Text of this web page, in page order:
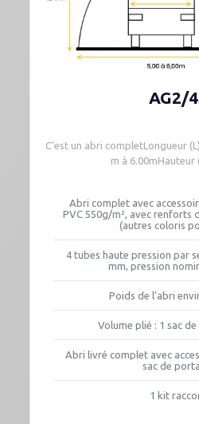
AG2/
C’est un abri completLongueur
m à 6.00mHauteur
Abri complet avec
PVC 550g/m², avec renforts
(autres coloris
4 tubes haute pression par
mm, pression
Poids de l’abri
Volume plié : 1 sac de
Abri livré complet avec
sac de
1 kit